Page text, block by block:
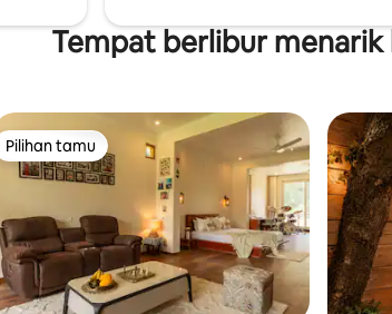
Tempat berlibur menarik
Pilihan tamu
Pilihan tamu